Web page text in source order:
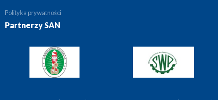
Polityka prywatności
Partnerzy SAN